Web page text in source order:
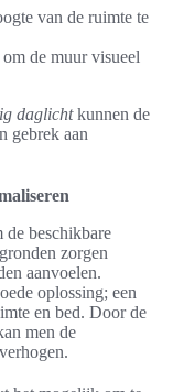
van de ruimte te
de muur visueel
daglichtkunnen de
gebrek aan
de beschikbare
zorgen
aanvoelen.
oplossing; een
en bed. Door de
men de